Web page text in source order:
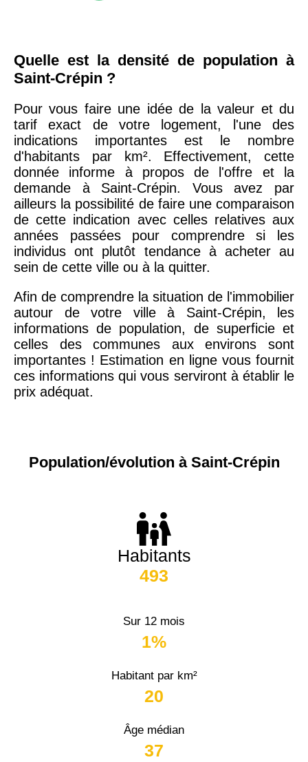
Quelle est la densité de population à
Saint-Crépin ?
Pour vous faire une idée de la valeur et du
tarif exact de votre logement, l'une des
indications importantes est le nombre
d'habitants par km². Effectivement, cette
donnée informe à propos de l'offre et la
demande à Saint-Crépin. Vous avez par
ailleurs la possibilité de faire une comparaison
de cette indication avec celles relatives aux
années passées pour comprendre si les
individus ont plutôt tendance à acheter au
sein de cette ville ou à la quitter.
Afin de comprendre la situation de l'immobilier
autour de votre ville à Saint-Crépin, les
informations de population, de superficie et
celles des communes aux environs sont
importantes ! Estimation en ligne vous fournit
ces informations qui vous serviront à établir le
prix adéquat.
Population/évolution à Saint-Crépin
Habitants
493
Sur 12 mois
1%
Habitant par km²
20
Âge médian
37